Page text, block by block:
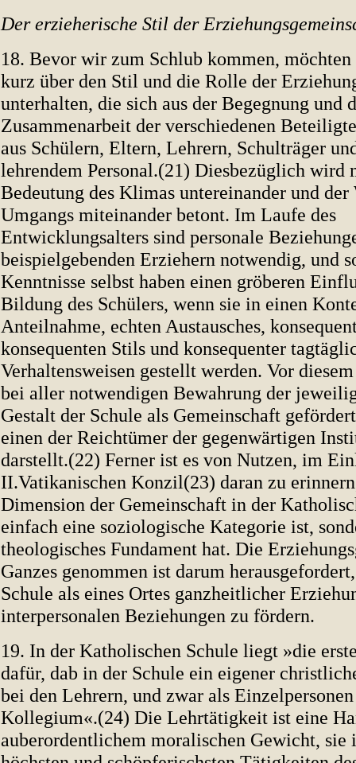
Der erzieherische Stil der
18. Bevor wir zum Schlub kommen,
kurz über den Stil und die Rolle der
unterhalten, die sich aus der Begegnung und
Zusammenarbeit der verschiedenen
aus Schülern, Eltern, Lehrern, Schulträger
lehrendem Personal.(21) Diesbezüglich wird
Bedeutung des Klimas untereinander und der
Umgangs miteinander betont. Im Laufe des
Entwicklungsalters sind personale
beispielgebenden Erziehern notwendig, und
Kenntnisse selbst haben einen gröberen
Bildung des Schülers, wenn sie in einen
Anteilnahme, echten Austausches,
konsequenten Stils und konsequenter
Verhaltensweisen gestellt werden. Vor
bei aller notwendigen Bewahrung der
Gestalt der Schule als Gemeinschaft
einen der Reichtümer der gegenwärtigen
darstellt.(22) Ferner ist es von Nutzen, im
II.Vatikanischen Konzil(23) daran zu
Dimension der Gemeinschaft in der
einfach eine soziologische Kategorie ist,
theologisches Fundament hat. Die
Ganzes genommen ist darum
Schule als eines Ortes ganzheitlicher
interpersonalen Beziehungen zu fördern.
19. In der Katholischen Schule liegt »die
dafür, dab in der Schule ein eigener
bei den Lehrern, und zwar als
Kollegium«.(24) Die Lehrtätigkeit ist eine
auberordentlichem moralischen Gewicht, sie